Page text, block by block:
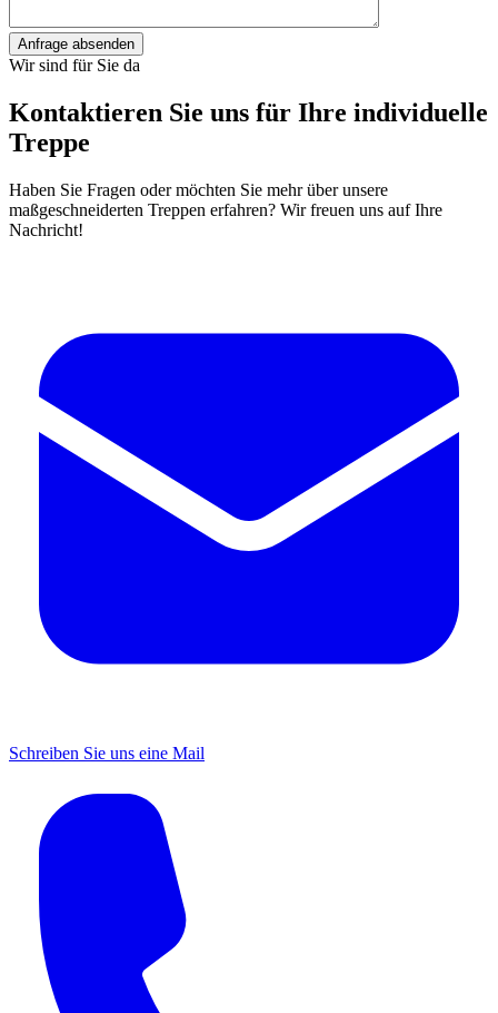
Anfrage absenden
Wir sind für Sie da
Kontaktieren Sie uns für Ihre individuelle
Treppe
Haben Sie Fragen oder möchten Sie mehr über unsere
maßgeschneiderten Treppen erfahren? Wir freuen uns auf Ihre
Nachricht!
Schreiben Sie uns eine Mail